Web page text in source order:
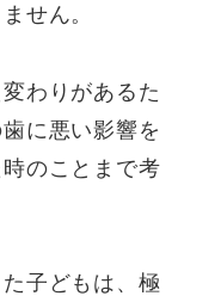
せん。
わりがあるた
に悪い影響を
のことまで考
子どもは、極